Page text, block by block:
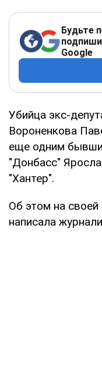
Будьте
Google
Убийца экс-
Вороненкова
еще одним
"Донбасс"
"Хантер".
Об этом на
написала